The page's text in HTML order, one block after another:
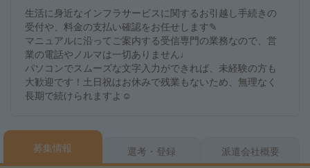
生活に身近なインフラサービスに関するお引越し手続きの
受付や、料金の支払い確認をお任せします✎
マニュアルに沿ってご案内する受信専門の業務なので、営
業の電話やノルマは一切ありません♩
パソコンでスムーズな文字入力ができれば、未経験の方も
大歓迎です！土日祝はお休みで残業もないため、無理なく
長期で続けられますよ☺
募集情報 選考・登録 派遣会社概要